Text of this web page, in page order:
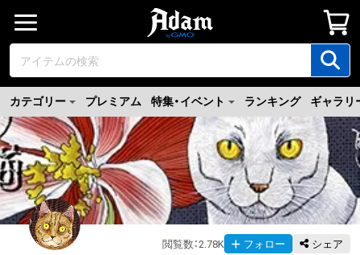
カテゴリー プレミアム 特集・イベント ランキング ギャラリ
閲覧数 ： 2.78K フォロー シェア